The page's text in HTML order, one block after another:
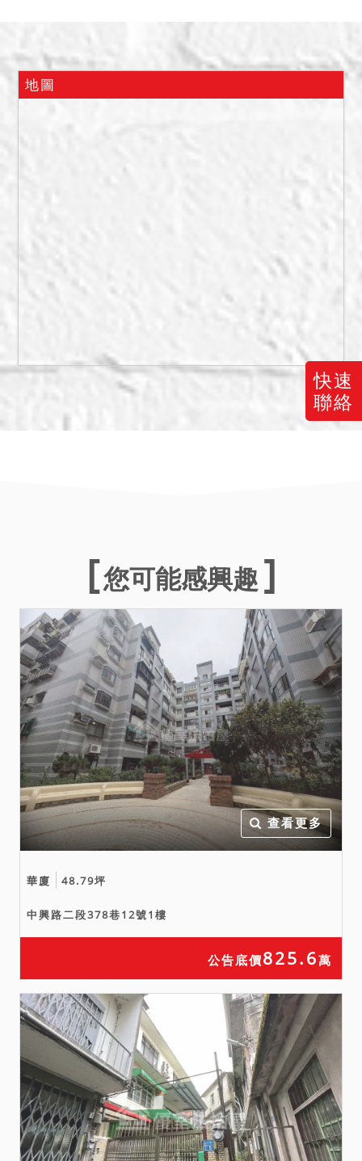
快速
聯絡
無人居住，另據九樓住戶稱
12樓目前無人居住等語。惟
產之委託人)具狀陳報表示本
實體認定，而本件房屋有無
欠繳或應補納水電、瓦斯或
管理費..等不明，拍定後拍定
人應自行與相關單位洽商解
決，本院不代為處理，請投
標人先行注意查證，拍定後
備註
一、上開不動產2宗合併拍
二、拍賣最低價額合計新台
權，拍定後抵押權塗銷。
五、本院已盡量將調查所得
之輻射屋、海砂屋、地震受
創、嚴重漏水、火災受損、
建物內有非自然死亡或其他
足以影響交易之特殊情事等
項，於使用情形欄載明，如
未特別載明，即表示經本院
以現場調查等方式予以調查
後，尚未發現有上開影響交
易價格之情形。惟鑑於司法
資源有限，縱經本院以通常
方式予以調查，仍難保證絕
無上情，此部分請投標人斟
訪探詢併審慎考量後再行應
此為由請求減少價金或撤銷
拍定。另據鑑價報告所載，
木件拍賣土地使用分區為第
二種住宅區，請投標人自行
注意查證。又投標人於投標
前應自行注意相關法律有關
應買資格(條件)之修訂，拍定
後不得以之為由請求撤銷拍
定，並應自行負擔無法辦理
移轉登記之不利益，請投標
地圖
您可能感興趣
查看更多
華廈 48.79坪
中興路二段378巷12號1樓
公告底價825.6萬